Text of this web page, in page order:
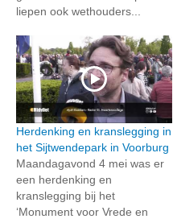
liepen ook wethouders...
Herdenking en kranslegging in
het Sijtwendepark in Voorburg
Maandagavond 4 mei was er
een herdenking en
kranslegging bij het
‘Monument voor Vrede en